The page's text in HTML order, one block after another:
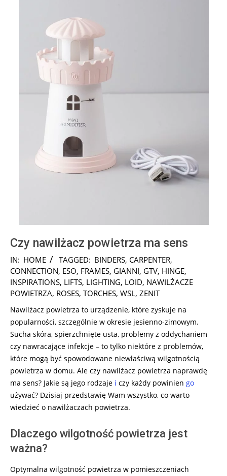
Czy nawilżacz powietrza ma sens
2024-
11-
29
IN: HOME TAGGED: BINDERS, CARPENTER,
CONNECTION, ESO, FRAMES, GIANNI, GTV, HINGE,
INSPIRATIONS, LIFTS, LIGHTING, LOID, NAWILŻACZE
POWIETRZA, ROSES, TORCHES, WSL, ZENIT
Nawilżacz powietrza to urządzenie, które zyskuje na
popularności, szczególnie w okresie jesienno-zimowym.
Sucha skóra, spierzchnięte usta, problemy z oddychaniem
czy nawracające infekcje – to tylko niektóre z problemów,
które mogą być spowodowane niewłaściwą wilgotnością
powietrza w domu. Ale czy nawilżacz powietrza naprawdę
ma sens? Jakie są jego rodzaje i czy każdy powinien go
używać? Dzisiaj przedstawię Wam wszystko, co warto
wiedzieć o nawilżaczach powietrza.
Dlaczego wilgotność powietrza jest
ważna?
Optymalna wilgotność powietrza w pomieszczeniach